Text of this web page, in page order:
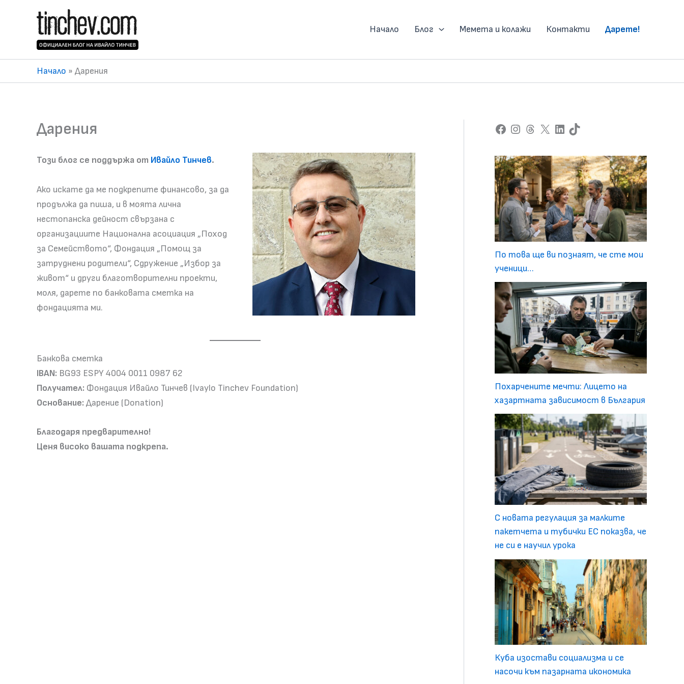
Начало Блог Мемета и колажи Контакти Дарете!
Начало » Дарения
Дарения
Този блог се поддържа от Ивайло Тинчев.
Ако искате да ме подкрепите финансово, за да
продължа да пиша, и в моята лична
нестопанска дейност свързана с
организациите Национална асоциация „Поход
за Семейството“, Фондация „Помощ за
затруднени родители“, Сдружение „Избор за
живот“ и други благотворителни проекти,
моля, дарете по банковата сметка на
фондацията ми.
Банкова сметка
IBAN: BG93 ESPY 4004 0011 0987 62
Получател: Фондация Ивайло Тинчев (Ivaylo Tinchev Foundation)
Основание: Дарение (Donation)
Благодаря предварително!
Ценя високо вашата подкрепа.
Facebook Instagram Threads X LinkedIn TikTok
По това ще ви познаят, че сте мои
ученици…
Похарчените мечти: Лицето на
хазартната зависимост в България
С новата регулация за малките
пакетчета и тубички ЕС показва, че
не си е научил урока
Куба изостави социализма и се
насочи към пазарната икономика